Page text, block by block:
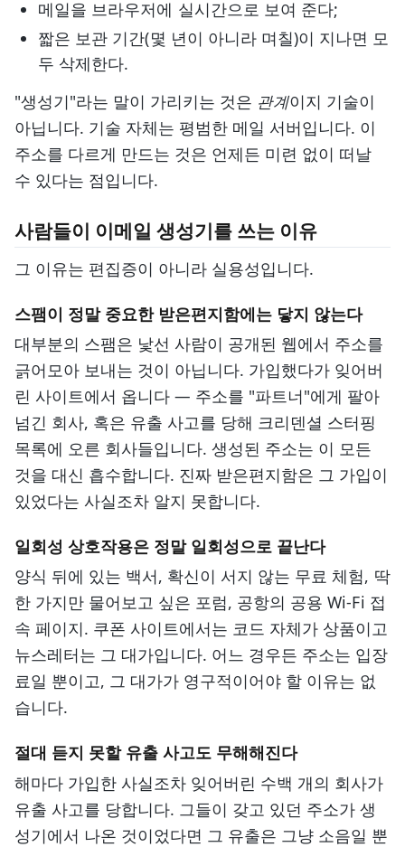
메일을 브라우저에 실시간으로 보여 준다;
짧은 보관 기간(몇 년이 아니라 며칠)이 지나면 모
두 삭제한다.
"생성기"라는 말이 가리키는 것은 관계이지 기술이
아닙니다. 기술 자체는 평범한 메일 서버입니다. 이
주소를 다르게 만드는 것은 언제든 미련 없이 떠날
수 있다는 점입니다.
사람들이 이메일 생성기를 쓰는 이유
그 이유는 편집증이 아니라 실용성입니다.
스팸이 정말 중요한 받은편지함에는 닿지 않는다
대부분의 스팸은 낯선 사람이 공개된 웹에서 주소를
긁어모아 보내는 것이 아닙니다. 가입했다가 잊어버
린 사이트에서 옵니다 — 주소를 "파트너"에게 팔아
넘긴 회사, 혹은 유출 사고를 당해 크리덴셜 스터핑
목록에 오른 회사들입니다. 생성된 주소는 이 모든
것을 대신 흡수합니다. 진짜 받은편지함은 그 가입이
있었다는 사실조차 알지 못합니다.
일회성 상호작용은 정말 일회성으로 끝난다
양식 뒤에 있는 백서, 확신이 서지 않는 무료 체험, 딱
한 가지만 물어보고 싶은 포럼, 공항의 공용 Wi-Fi 접
속 페이지. 쿠폰 사이트에서는 코드 자체가 상품이고
뉴스레터는 그 대가입니다. 어느 경우든 주소는 입장
료일 뿐이고, 그 대가가 영구적이어야 할 이유는 없
습니다.
절대 듣지 못할 유출 사고도 무해해진다
해마다 가입한 사실조차 잊어버린 수백 개의 회사가
유출 사고를 당합니다. 그들이 갖고 있던 주소가 생
성기에서 나온 것이었다면 그 유출은 그냥 소음일 뿐